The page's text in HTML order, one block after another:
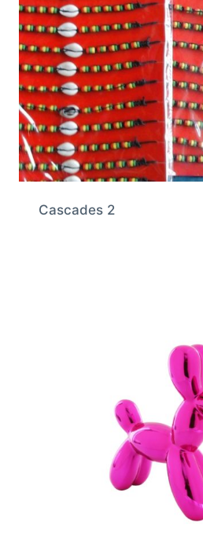
Cascades 2